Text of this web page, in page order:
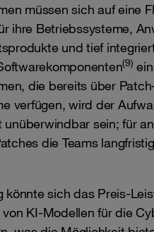
müssen sich auf eine
ihre Betriebssysteme,
und tief
(9)
die bereits über
verfügen, wird der
unüberwindbar sein; für
die Teams
könnte sich das Preis-
von KI-Modellen für die